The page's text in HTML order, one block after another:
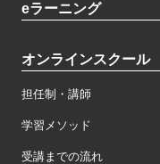
eラーニング
オンラインスクール
担任制・講師
学習メソッド
受講までの流れ